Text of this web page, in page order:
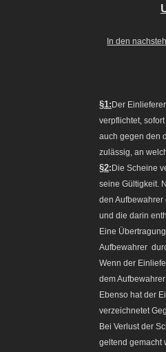
In den
§1: Der
verpflichtet,
auch gegen den
zulässig, an
§2: Die Scheine
seine Gültigkeit.
den Aufbewahrer
und die darin
Eine
Aufbewahrer
Wenn der
dem
Ebenso hat der
verzeichnetet
Bei Verlust der
geltend gemacht